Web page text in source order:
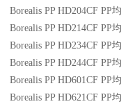
Borealis PP HD204CF PP
Borealis PP HD214CF PP
Borealis PP HD234CF PP
Borealis PP HD244CF PP
Borealis PP HD601CF PP
Borealis PP HD621CF PP